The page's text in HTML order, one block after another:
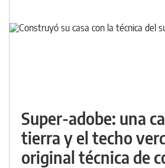
Super-adobe: una
tierra y el techo
original técnica de